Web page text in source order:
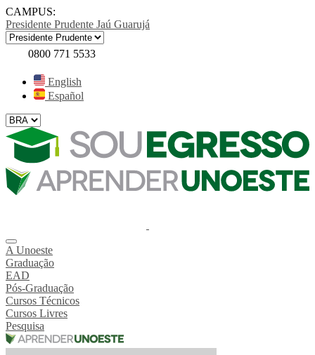
CAMPUS:
Presidente Prudente Jaú Guarujá
0800 771 5533
English
Español
A Unoeste
Graduação
EAD
Pós-Graduação
Cursos Técnicos
Cursos Livres
Pesquisa